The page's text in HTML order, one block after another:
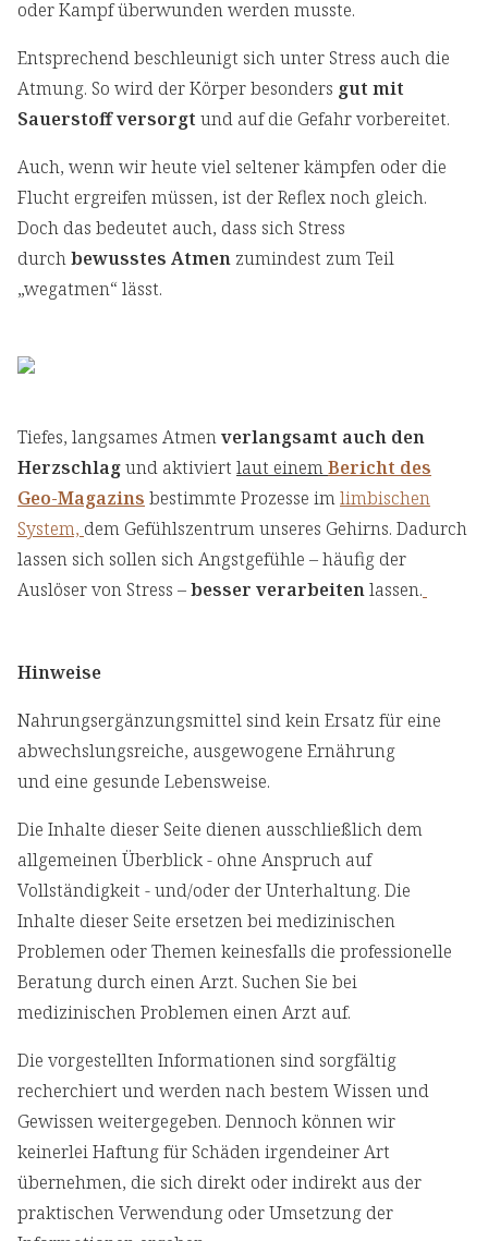
oder Kampf überwunden werden musste.
Entsprechend beschleunigt sich unter Stress auch die
Atmung. So wird der Körper besonders gut mit
Sauerstoff versorgt und auf die Gefahr vorbereitet.
Auch, wenn wir heute viel seltener kämpfen oder die
Flucht ergreifen müssen, ist der Reflex noch gleich.
Doch das bedeutet auch, dass sich Stress
durchbewusstes Atmen zumindest zum Teil
„wegatmen“ lässt.
Tiefes, langsames Atmenverlangsamt auch den
Herzschlagund aktiviert laut einemBericht des
Geo-Magazins bestimmte Prozesse imlimbischen
System, dem Gefühlszentrum unseres Gehirns. Dadurch
lassen sich sollen sich Angstgefühle – häufig der
Auslöser von Stress –besser verarbeitenlassen.
Hinweise
Nahrungsergänzungsmittel sind kein Ersatz für eine
abwechslungsreiche, ausgewogene Ernährung
und eine gesunde Lebensweise.
Die Inhalte dieser Seite dienen ausschließlich dem
allgemeinen Überblick - ohne Anspruch auf
Vollständigkeit - und/oder der Unterhaltung. Die
Inhalte dieser Seite ersetzen bei medizinischen
Problemen oder Themen keinesfalls die professionelle
Beratung durch einen Arzt. Suchen Sie bei
medizinischen Problemen einen Arzt auf.
Die vorgestellten Informationen sind sorgfältig
recherchiert und werden nach bestem Wissen und
Gewissen weitergegeben. Dennoch können wir
keinerlei Haftung für Schäden irgendeiner Art
übernehmen, die sich direkt oder indirekt aus der
praktischen Verwendung oder Umsetzung der